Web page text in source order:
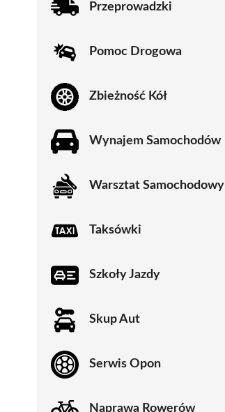
Przeprowadzki
Pomoc Drogowa
Zbieżność Kół
Wynajem Samochodów
Warsztat Samochodowy
Taksówki
Szkoły Jazdy
Skup Aut
Serwis Opon
Naprawa Rowerów